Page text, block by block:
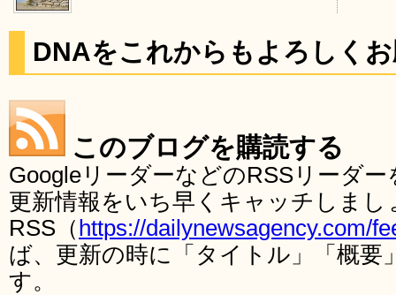
DNAをこれからもよろしく
このブログを購読する
GoogleリーダーなどのRSSリーダ
更新情報をいち早くキャッチしま
RSS（ https://dailynewsagency.com/
ば、更新の時に「タイトル」「概要
す。